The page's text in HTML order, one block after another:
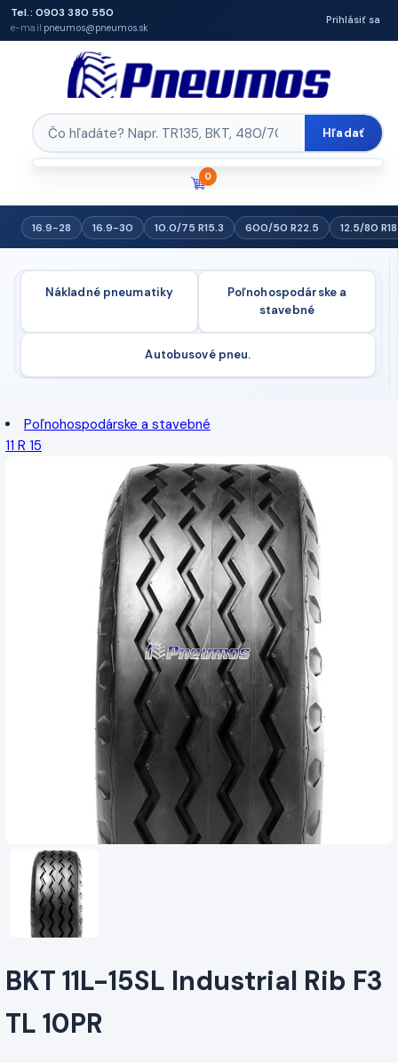
Tel.: 0903 380 550
e-mail:pneumos@pneumos.sk
Prihlásiť sa
Hľadať
0
16.9-28 16.9-30 10.0/75 R15.3 600/50 R22.5 12.5/80 R18
Nákladné pneumatiky
Poľnohospodárske a
stavebné
Autobusové pneu.
Poľnohospodárske a stavebné
11 R 15
BKT 11L-15SL Industrial Rib F3
TL 10PR